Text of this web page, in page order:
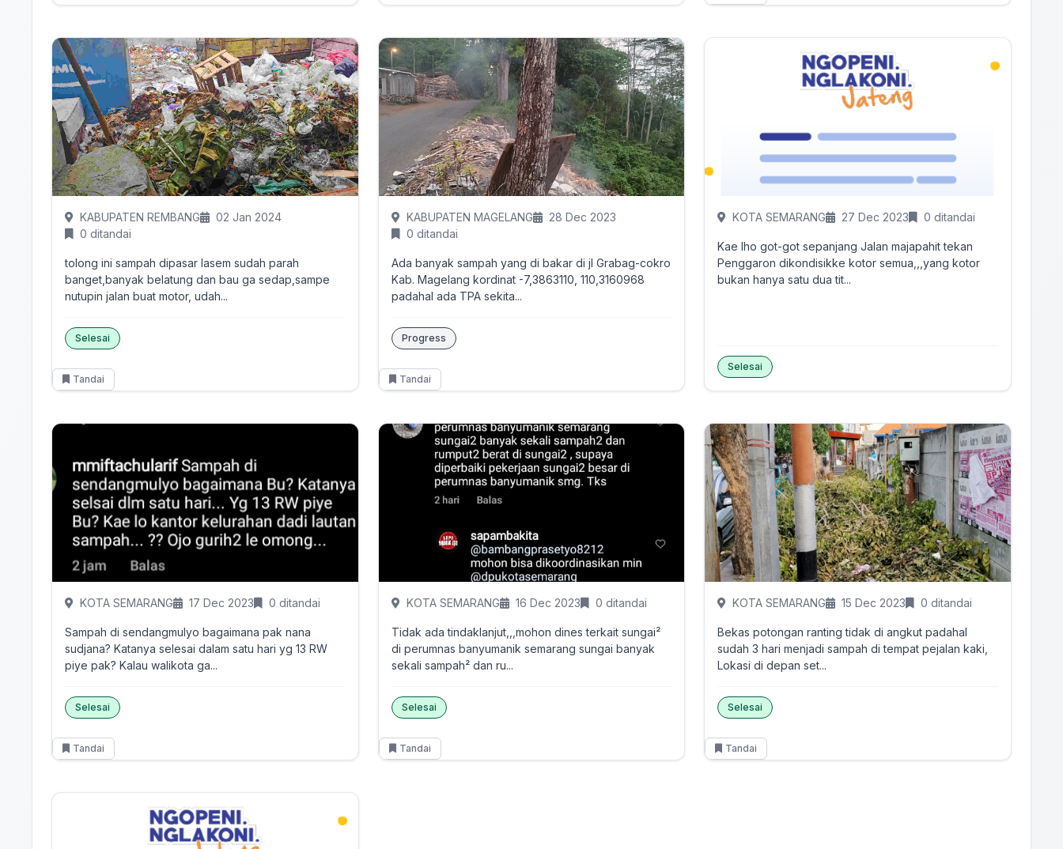
KABUPATEN REMBANG
02 Jan 2024
0 ditandai
tolong ini sampah dipasar lasem sudah parah
banget,banyak belatung dan bau ga sedap,sampe
nutupin jalan buat motor, udah...
Selesai
Tandai
KABUPATEN MAGELANG
28 Dec 2023
0 ditandai
Ada banyak sampah yang di bakar di jl Grabag-cokro
Kab. Magelang kordinat -7,3863110, 110,3160968
padahal ada TPA sekita...
Progress
Tandai
KOTA SEMARANG 27 Dec 2023 0 ditandai
Kae lho got-got sepanjang Jalan majapahit tekan
Penggaron dikondisikke kotor semua,,,yang kotor
bukan hanya satu dua tit...
Selesai
KOTA SEMARANG 17 Dec 2023 0 ditandai
Sampah di sendangmulyo bagaimana pak nana
sudjana? Katanya selesai dalam satu hari yg 13 RW
piye pak? Kalau walikota ga...
Selesai
Tandai
KOTA SEMARANG 16 Dec 2023 0 ditandai
Tidak ada tindaklanjut,,,mohon dines terkait sungai²
di perumnas banyumanik semarang sungai banyak
sekali sampah² dan ru...
Selesai
Tandai
KOTA SEMARANG 15 Dec 2023 0 ditandai
Bekas potongan ranting tidak di angkut padahal
sudah 3 hari menjadi sampah di tempat pejalan kaki,
Lokasi di depan set...
Selesai
Tandai